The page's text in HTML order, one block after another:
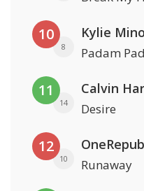
10
8
Kylie
Padam
11
14
Calvin
Desire
12
10 Runaway